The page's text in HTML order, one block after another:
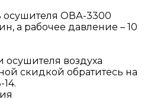
осушителя ОВА-3300
а рабочее давление – 10
воздуха
скидкой обратитесь на